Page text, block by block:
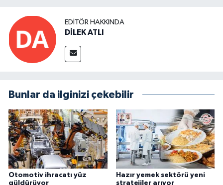
EDITÖR HAKKINDA
DİLEK ATLI
Bunlar da ilginizi çekebilir
Otomotiv ihracatı yüz
güldürüyor
Hazır yemek sektörü yeni
stratejiler arıyor